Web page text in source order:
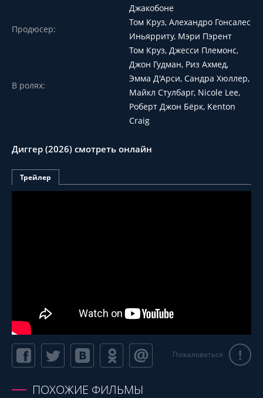
Джакобоне
Продюсер:
Том Круз, Алехандро Гонсалес
Иньярриту, Мэри Пэрент
В ролях:
Том Круз, Джесси Племонс,
Джон Гудман, Риз Ахмед,
Эмма Д'Арси, Сандра Хюллер,
Майкл Стулбарг, Nicole Lee,
Роберт Джон Бёрк, Kenton
Craig
Диггер (2026) смотреть онлайн
Трейлер
Пожаловаться !
ПОХОЖИЕ ФИЛЬМЫ